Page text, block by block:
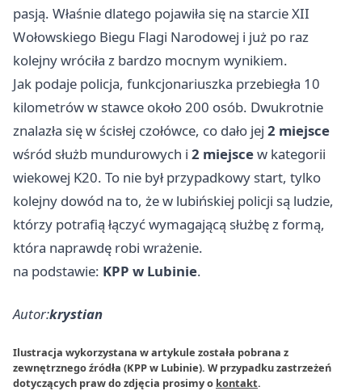
pasją. Właśnie dlatego pojawiła się na starcie XII
Wołowskiego Biegu Flagi Narodowej i już po raz
kolejny wróciła z bardzo mocnym wynikiem.
Jak podaje policja, funkcjonariuszka przebiegła 10
kilometrów w stawce około 200 osób. Dwukrotnie
znalazła się w ścisłej czołówce, co dało jej 2 miejsce
wśród służb mundurowych i 2 miejscew kategorii
wiekowej K20. To nie był przypadkowy start, tylko
kolejny dowód na to, że w lubińskiej policji są ludzie,
którzy potrafią łączyć wymagającą służbę z formą,
która naprawdę robi wrażenie.
na podstawie: KPP w Lubinie.
Autor:krystian
Ilustracja wykorzystana w artykule została pobrana z
zewnętrznego źródła (KPP w Lubinie). W przypadku zastrzeżeń
dotyczących praw do zdjęcia prosimy o kontakt.